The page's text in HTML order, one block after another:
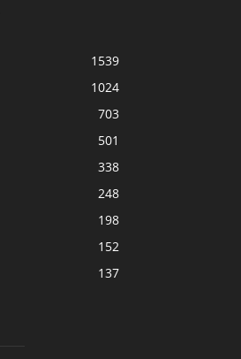
1539
1024
703
501
338
248
198
152
137